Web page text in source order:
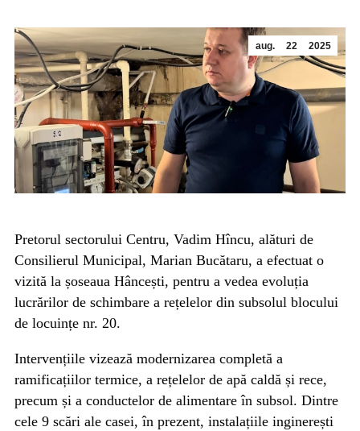
aug. 22 2025
Pretorul sectorului Centru, Vadim Hîncu, alături de
Consilierul Municipal, Marian Bucătaru, a efectuat o
vizită la șoseaua Hâncești, pentru a vedea evoluția
lucrărilor de schimbare a rețelelor din subsolul blocului
de locuințe nr. 20.
Intervențiile vizează modernizarea completă a
ramificațiilor termice, a rețelelor de apă caldă și rece,
precum și a conductelor de alimentare în subsol. Dintre
cele 9 scări ale casei, în prezent, instalațiile inginerești